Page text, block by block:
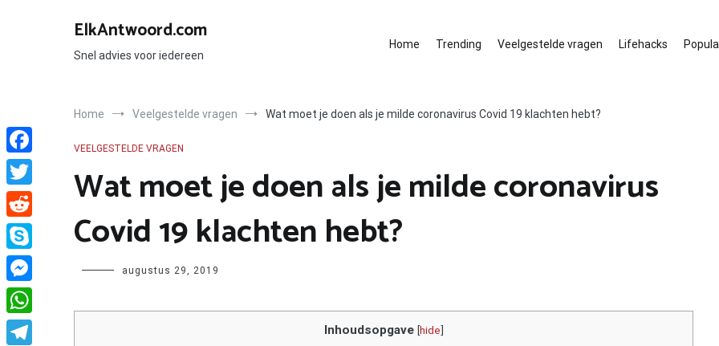
ElkAntwoord.com
Snel advies voor iedereen
Home Trending Veelgestelde vragen Lifehacks
Home Veelgestelde vragen Wat moet je doen als je milde coronavirus Covid 19 klachten hebt?
VEELGESTELDE VRAGEN
Wat moet je doen als je milde coronavirus
Covid 19 klachten hebt?
Author augustus 29, 2019
Inhoudsopgave [hide]
Facebook
Twitter
Reddit
Skype
Messenger
WhatsApp